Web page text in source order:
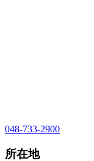
048-733-2900
所在地